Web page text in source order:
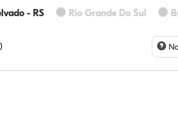
- RS Rio Grande Do Sul